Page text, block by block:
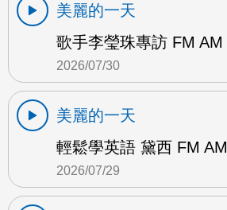
美麗的一天
歌手李瑩珠專訪 FM AM
2026/07/30
美麗的一天
輕鬆學英語 黛西 FM AM
2026/07/29